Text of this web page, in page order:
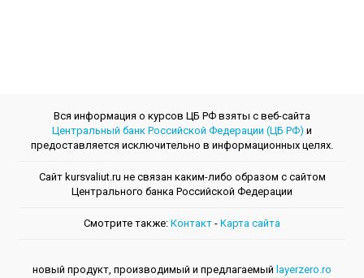
Вся информация о курсов ЦБ РФ взяты с веб-сайта
Центральный банк Российской Федерации (ЦБ РФ) и
предоставляется исключительно в информационных целях.
Сайт kursvaliut.ru не связан каким-либо образом с сайтом
Центрального банкa Российской Федерации
Смотрите также: Контакт - Kарта сайта
новый продукт, производимый и предлагаемый layerzero.ro